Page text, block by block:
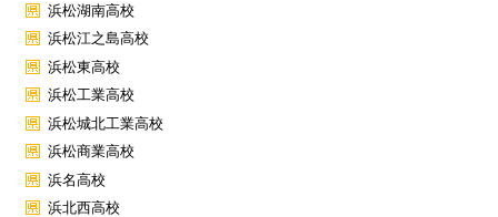
浜松湖南高校
浜松江之島高校
浜松東高校
浜松工業高校
浜松城北工業高校
浜松商業高校
浜名高校
浜北西高校